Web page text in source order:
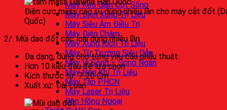
Máy Kéo Giãn Cột Sống
Máy Điện Xung Trị Liệu
Máy Siêu Âm Điều Trị
Máy Điện Châm
Máy Xung Kích Trị Liệu
Máy Từ Trường Siêu Dẫn
Máy Vi Sóng – Sóng Ngắn
Máy Nén Khí Trị Liệu
Máy Tập PHCN
Máy Laser Trị Liệu
Đèn Hồng Ngoại
Điện cực mass cao su dùng nhiều lần cho máy cắt đốt
Quốc)
2/. Mũi dao đốt các loại dùng nhiều lần
Đa dạng, dùng cho từng yêu cầu phẫu thuật.
Hơn 10 kiểu đầu để lựa chọn.
Kích thước từ: 7-20 Cm
Xuất xứ: Đài Loan